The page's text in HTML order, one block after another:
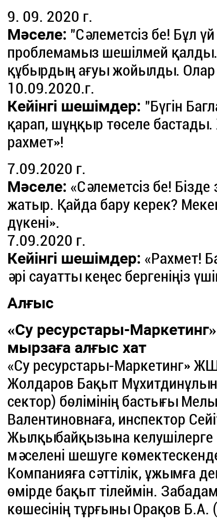
9. 09. 2020 г.
Мәселе: "Сәлеметсіз бе! Бұл
проблемамыз шешілмей
құбырдың ағуы жойылды.
10.09.2020.г.
Кейінгі шешімдер: "Бүгін
қарап, шұңқыр төселе
рахмет»!
7.09.2020 г.
Мәселе: «Сәлеметсіз бе!
жатыр. Қайда бару керек?
дүкені».
7.09.2020 г.
Кейінгі шешімдер: «Рахмет!
әрі сауатты кеңес бергеніңіз
Алғыс
«Су ресурстары-
мырзаға алғыс хат
«Су ресурстары-Маркетинг»
Жолдаров Бақыт
сектор) бөлімінің бастығы
Валентиновнаға, инспектор
Жылқыбайқызына
мәселені шешуге
Компанияға сәттілік, ұжымға
өмірде бақыт тілеймін.
көшесінің тұрғыны Орақов Б.А.